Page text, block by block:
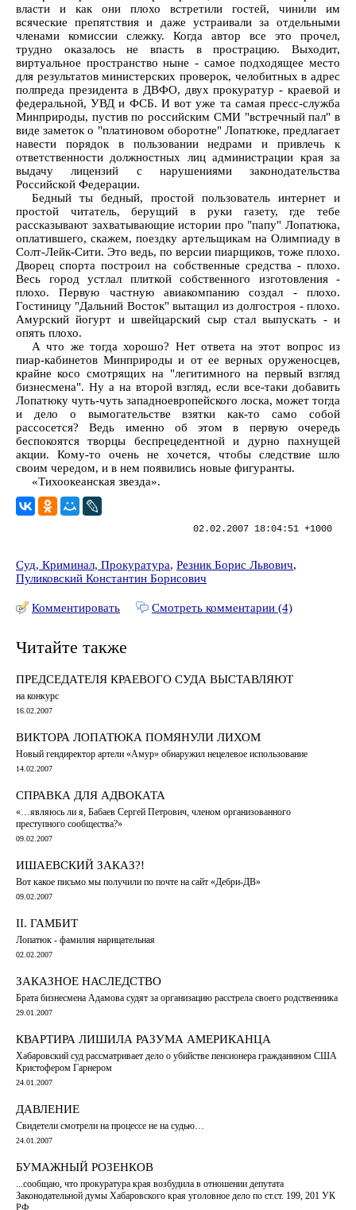
власти и как они плохо встретили гостей, чинили им
всяческие препятствия и даже устраивали за отдельными
членами комиссии слежку. Когда автор все это прочел,
трудно оказалось не впасть в прострацию. Выходит,
виртуальное пространство ныне - самое подходящее место
для результатов министерских проверок, челобитных в адрес
полпреда президента в ДВФО, двух прокуратур - краевой и
федеральной, УВД и ФСБ. И вот уже та самая пресс-служба
Минприроды, пустив по российским СМИ "встречный пал" в
виде заметок о "платиновом оборотне" Лопатюке, предлагает
навести порядок в пользовании недрами и привлечь к
ответственности должностных лиц администрации края за
выдачу лицензий с нарушениями законодательства
Российской Федерации.
Бедный ты бедный, простой пользователь интернет и
простой читатель, берущий в руки газету, где тебе
рассказывают захватывающие истории про "папу" Лопатюка,
оплатившего, скажем, поездку артельщикам на Олимпиаду в
Солт-Лейк-Сити. Это ведь, по версии пиарщиков, тоже плохо.
Дворец спорта построил на собственные средства - плохо.
Весь город устлал плиткой собственного изготовления -
плохо. Первую частную авиакомпанию создал - плохо.
Гостиницу "Дальний Восток" вытащил из долгостроя - плохо.
Амурский йогурт и швейцарский сыр стал выпускать - и
опять плохо.
А что же тогда хорошо? Нет ответа на этот вопрос из
пиар-кабинетов Минприроды и от ее верных оруженосцев,
крайне косо смотрящих на "легитимного на первый взгляд
бизнесмена". Ну а на второй взгляд, если все-таки добавить
Лопатюку чуть-чуть западноевропейского лоска, может тогда
и дело о вымогательстве взятки как-то само собой
рассосется? Ведь именно об этом в первую очередь
беспокоятся творцы беспрецедентной и дурно пахнущей
акции. Кому-то очень не хочется, чтобы следствие шло
своим чередом, и в нем появились новые фигуранты.
«Тихоокеанская звезда».
02.02.2007 18:04:51 +1000
Суд, Криминал, Прокуратура, Резник Борис Львович,
Пуликовский Константин Борисович
Комментировать Смотреть комментарии (4)
Читайте также
ПРЕДСЕДАТЕЛЯ КРАЕВОГО СУДА ВЫСТАВЛЯЮТ
на конкурс
16.02.2007
ВИКТОРА ЛОПАТЮКА ПОМЯНУЛИ ЛИХОМ
Новый гендиректор артели «Амур» обнаружил нецелевое использование
14.02.2007
СПРАВКА ДЛЯ АДВОКАТА
«…являюсь ли я, Бабаев Сергей Петрович, членом организованного
преступного сообщества?»
09.02.2007
ИШАЕВСКИЙ ЗАКАЗ?!
Вот какое письмо мы получили по почте на сайт «Дебри-ДВ»
09.02.2007
II. ГАМБИТ
Лопатюк - фамилия нарицательная
02.02.2007
ЗАКАЗНОЕ НАСЛЕДСТВО
Брата бизнесмена Адамова судят за организацию расстрела своего родственника
29.01.2007
КВАРТИРА ЛИШИЛА РАЗУМА АМЕРИКАНЦА
Хабаровский суд рассматривает дело о убийстве пенсионера гражданином США
Кристофером Гарнером
24.01.2007
ДАВЛЕНИЕ
Свидетели смотрели на процессе не на судью…
24.01.2007
БУМАЖНЫЙ РОЗЕНКОВ
...сообщаю, что прокуратура края возбудила в отношении депутата
Законодательной думы Хабаровского края уголовное дело по ст.ст. 199, 201 УК
РФ